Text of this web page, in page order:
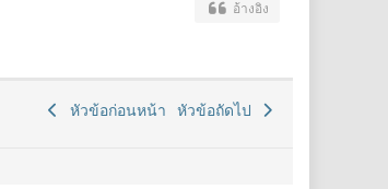
อ้างอิง
หัวข้อก่อนหน้า หัวข้อถัดไป